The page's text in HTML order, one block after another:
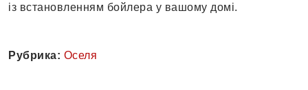
із встановленням бойлера у вашому домі.
Рубрика: Оселя